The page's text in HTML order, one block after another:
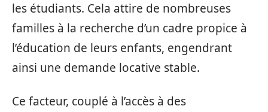
les étudiants. Cela attire de nombreuses
familles à la recherche d’un cadre propice à
l’éducation de leurs enfants, engendrant
ainsi une demande locative stable.
Ce facteur, couplé à l’accès à des